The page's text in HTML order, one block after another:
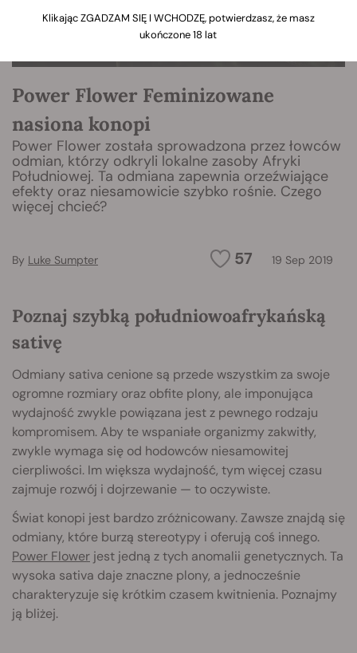
Power Flower Feminizowane
nasiona konopi
Power Flower została sprowadzona przez łowców
odmian, którzy odkryli lokalne zasoby Afryki
Południowej. Ta odmiana zapewnia orzeźwiające
efekty oraz niesamowicie szybko rośnie. Czego
więcej chcieć?
57 19 Sep 2019
By Luke Sumpter
Poznaj szybką południowoafrykańską
sativę
Odmiany sativa cenione są przede wszystkim za swoje
ogromne rozmiary oraz obfite plony, ale imponująca
wydajność zwykle powiązana jest z pewnego rodzaju
kompromisem. Aby te wspaniałe organizmy zakwitły,
zwykle wymaga się od hodowców niesamowitej
cierpliwości. Im większa wydajność, tym więcej czasu
zajmuje rozwój i dojrzewanie — to oczywiste.
Świat konopi jest bardzo zróżnicowany. Zawsze znajdą się
odmiany, które burzą stereotypy i oferują coś innego.
Power Flower jest jedną z tych anomalii genetycznych. Ta
wysoka sativa daje znaczne plony, a jednocześnie
charakteryzuje się krótkim czasem kwitnienia. Poznajmy
ją bliżej.
Klikając ZGADZAM SIĘ I WCHODZĘ, potwierdzasz, że masz
ukończone 18 lat